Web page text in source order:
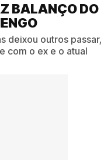
BALANÇO DO
deixou outros passar,
com o ex e o atual